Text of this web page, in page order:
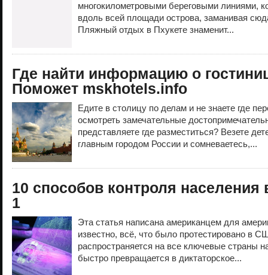
многокилометровыми береговыми линиями,
вдоль всей площади острова, заманивая
Пляжный отдых в Пхукете знаменит...
Где найти информацию о
Поможет mskhotels.info
Едите в столицу по делам и не знаете где
осмотреть замечательные
представляете где разместиться? Везете
главным городом России и сомневаетесь,...
10 способов контроля
1
Эта статья написана американцем для
известно, всё, что было протестировано в
распространяется на все ключевые страны
быстро превращается в диктаторское...